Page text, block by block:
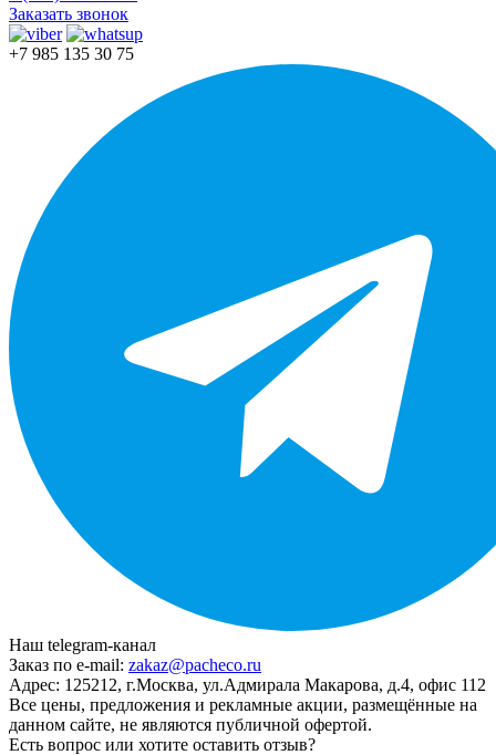
Заказать звонок
+7 985 135 30 75
Наш telegram-канал
Заказ по e-mail: zakaz@pacheco.ru
Адрес: 125212, г.Москва, ул.Адмирала Макарова, д.4, офис 112
Все цены, предложения и рекламные акции, размещённые на
данном сайте, не являются публичной офертой.
Есть вопрос или хотите оставить отзыв?